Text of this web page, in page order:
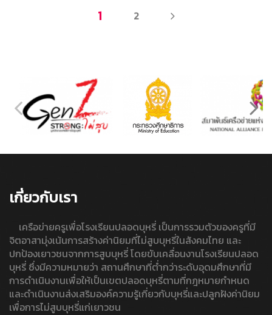
1 2 NEXT
เกี่ยวกับเรา
เครือข่ายครูเพื่อโรงเรียนปลอดบุหรี่ เป็นการรวมตัวของครูที่มี
จิตอาสามุ่งเน้นการสร้างค่านิยมที่ไม่สูบบุหรี่ในสังคมไทย และ
ปกป้องเยาวชนจากการสูบบุหรี่ โดยขับเคลื่อนงานโรงเรียนปลอด
บุหรี่ ซึ่งมีความหมายว่า สถานศึกษาที่ต่ำกว่าระดับอุดมศึกษาที่มี
การดำเนินงานเพื่อให้เป็นเขตปลอดบุหรี่ตามที่กฎหมายกำหนด
และดำเนินงานส่งเสริมองค์ความรู้เกี่ยวกับบุหรี่และปลูกฝังค่านิยม
เพื่อการไม่สูบบุหรี่แก่เยาวชน